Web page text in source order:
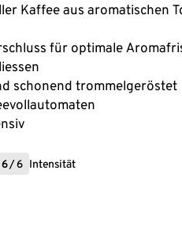
Kaffee aus aromatischen
für optimale
schonend trommelgeröstet
6 /6 Intensität